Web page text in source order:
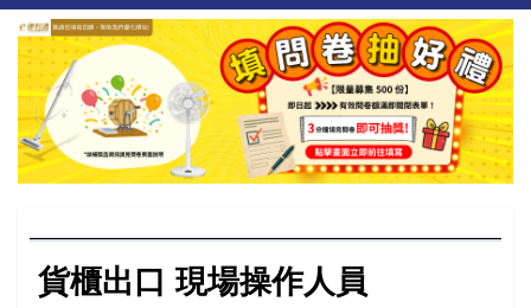
貨櫃出口 現場操作人員